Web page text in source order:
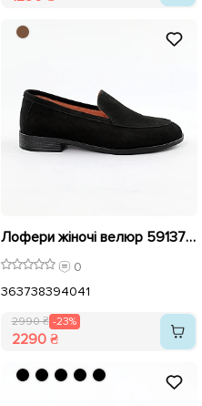
Лофери жіночі велюр 591370 Чорні розпродаж
0
363738394041
2990 ₴ -23%
2290 ₴